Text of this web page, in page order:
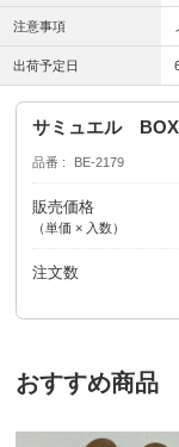
注意事項
出荷予定日
サミュエル
品番 BE-2179
販売価格
（単価 × 入数）
注文数
おすすめ商品